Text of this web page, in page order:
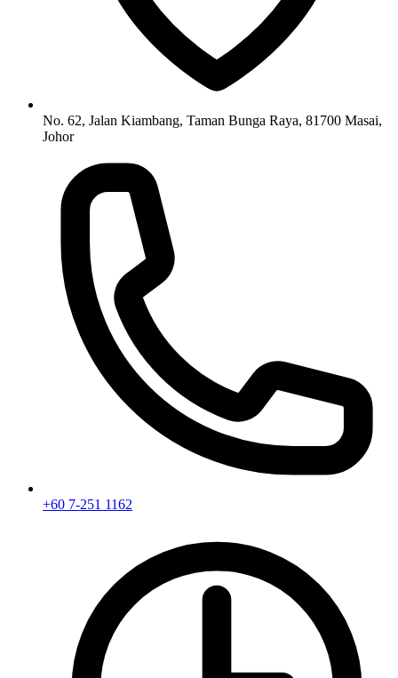
No. 62, Jalan Kiambang, Taman Bunga Raya, 81700 Masai,
Johor
+60 7-251 1162